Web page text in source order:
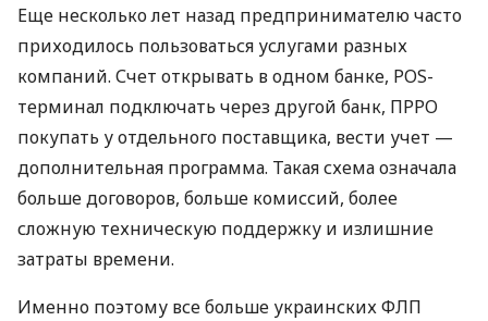
Еще несколько лет назад предпринимателю часто
приходилось пользоваться услугами разных
компаний. Счет открывать в одном банке, POS-
терминал подключать через другой банк, ПРРО
покупать у отдельного поставщика, вести учет —
дополнительная программа. Такая схема означала
больше договоров, больше комиссий, более
сложную техническую поддержку и излишние
затраты времени.
Именно поэтому все больше украинских ФЛП